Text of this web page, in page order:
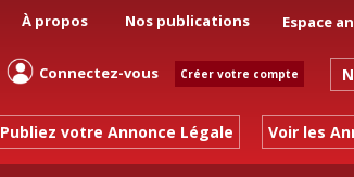
À propos Nos publications Espace
Connectez-vous Créer votre compte
Publiez votre Annonce Légale Voir les